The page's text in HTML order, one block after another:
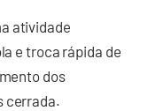
atividade
e troca rápida de
dos
cerrada.